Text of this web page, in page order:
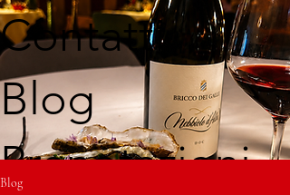
Contatti
Blog
Prenotazioni
Blog